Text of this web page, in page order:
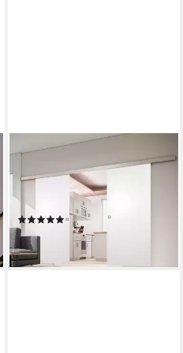
INOVA WOHNEN
Doppelschiebetür Holz Weiß
Größenauswahl, Komplett Set
mit Schienensystem
(2)
ab 489,99 €
lieferbar - in 3-4 Werktagen bei dir